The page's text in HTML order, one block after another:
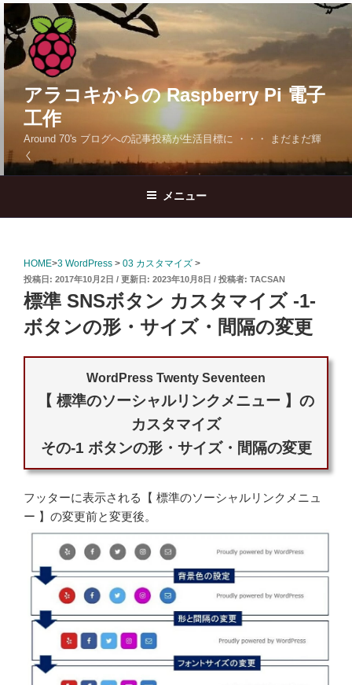
コ
ン
テ
ン
へ
ッ
プ
アラコキからの Raspberry Pi 電子
工作
Around 70's ブログへの記事投稿が生活目標に ・・・ まだまだ輝
く
メニュー
HOME>3 WordPress > 03 カスタマイズ >
投
稿
日:
2017年10月2日 2023年10月8日 投稿者: TACSAN
標準 SNSボタン カスタマイズ -1-
ボタンの形・サイズ・間隔の変更
WordPress Twenty Seventeen
【 標準のソーシャルリンクメニュー 】の
カスタマイズ
その-1 ボタンの形・サイズ・間隔の変更
フッターに表示される【 標準のソーシャルリンクメニュ
ー 】の変更前と変更後。